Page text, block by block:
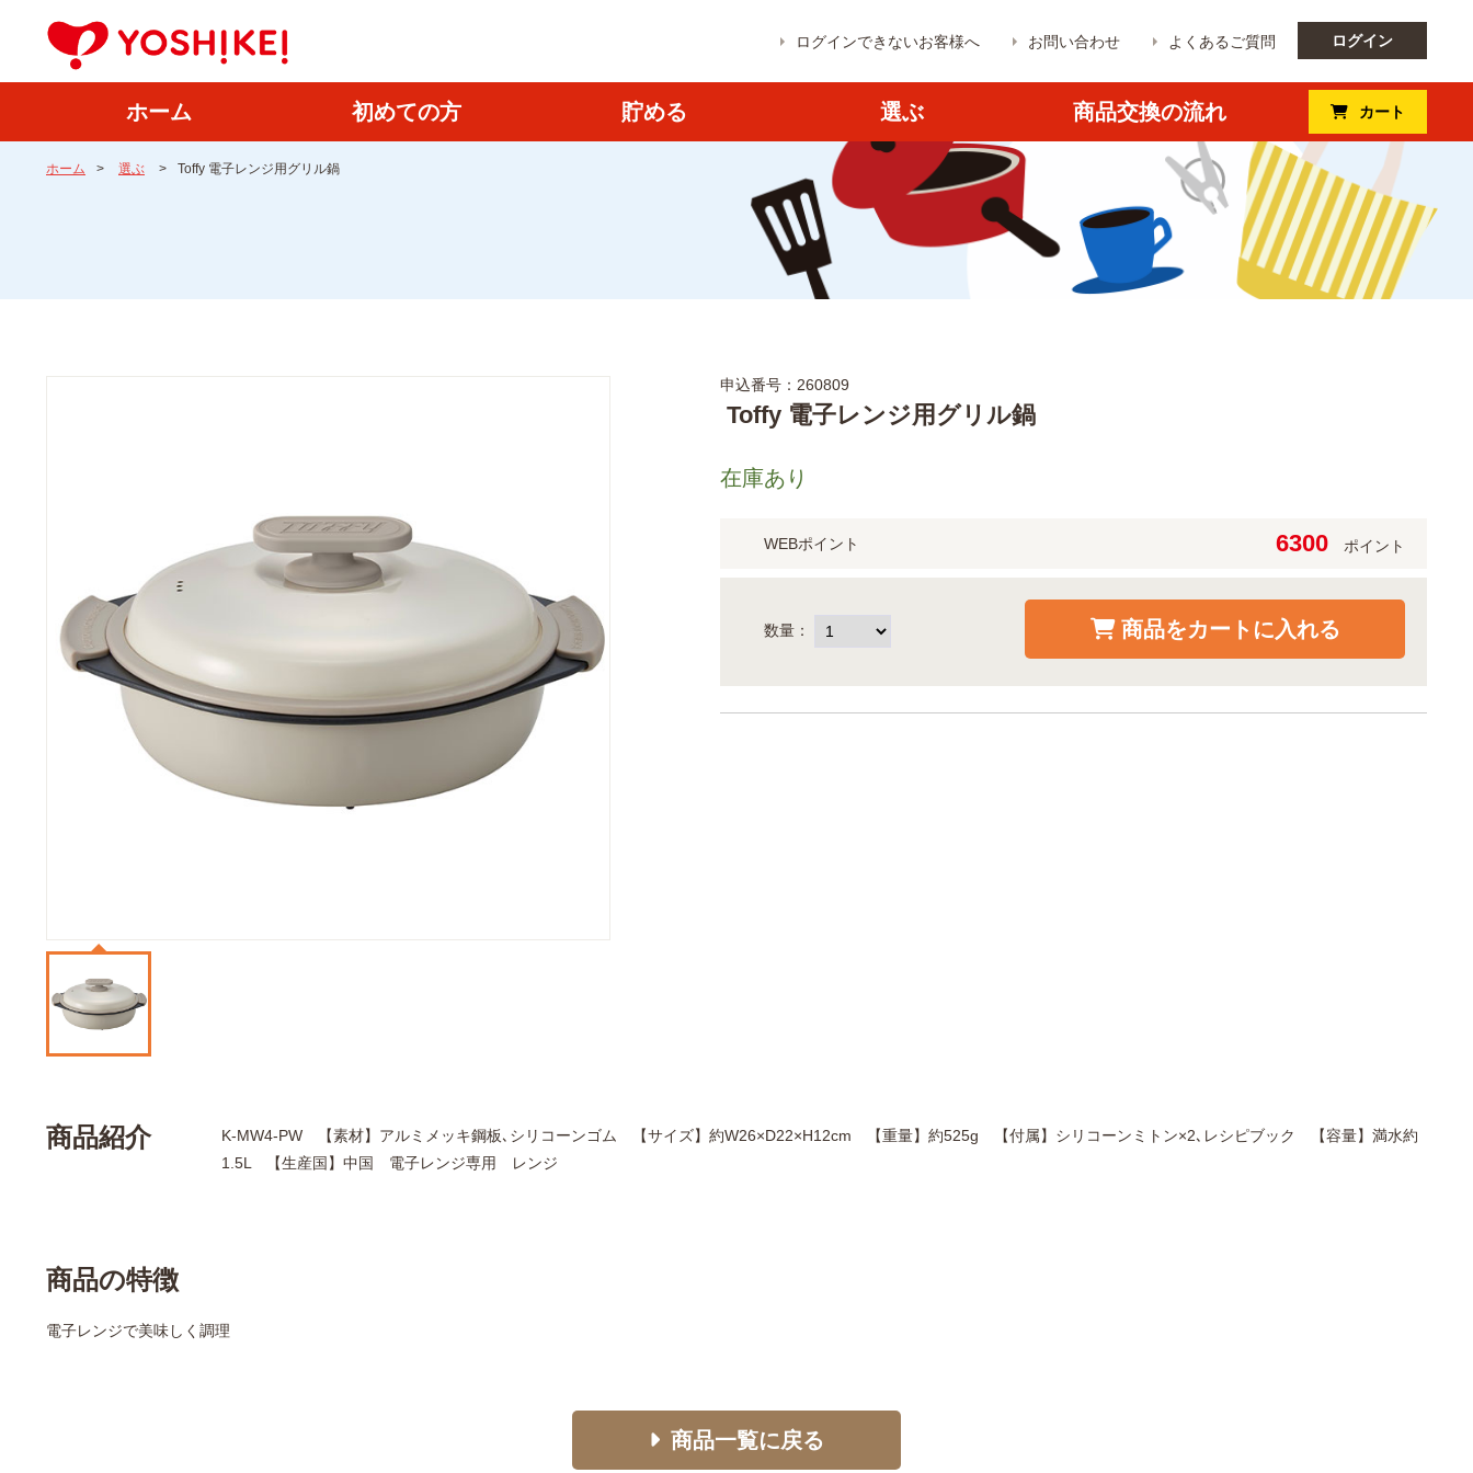
ログインできないお客様へ お問い合わせ よくあるご質問 ログイン
ホーム 初めての方 貯める 選ぶ 商品交換の流れ カート
ホーム > 選ぶ > Toffy 電子レンジ用グリル鍋
申込番号：260809
Toffy 電子レンジ用グリル鍋
在庫あり
WEBポイント 6300 ポイント
数量：
商品紹介
K-MW4-PW 【素材】アルミメッキ鋼板､シリコーンゴム 【サイズ】約W26×D22×H12cm 【重量】約525g 【付属】シリコーンミトン×2､レシピブック 【容量】満水約
1.5L 【生産国】中国 電子レンジ専用 レンジ
商品の特徴
電子レンジで美味しく調理
商品一覧に戻る